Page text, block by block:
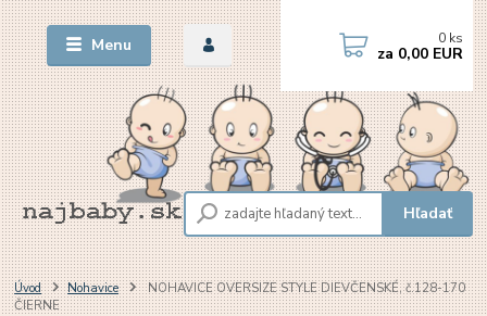
Menu
Hľadať
0 ks
za 0,00 EUR
Úvod Nohavice
NOHAVICE OVERSIZE STYLE DIEVČENSKÉ, č.128-170
ČIERNE